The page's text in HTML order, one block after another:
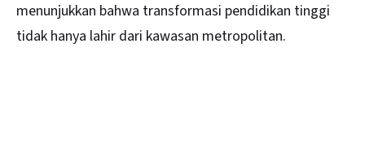
menunjukkan bahwa transformasi pendidikan tinggi
tidak hanya lahir dari kawasan metropolitan.